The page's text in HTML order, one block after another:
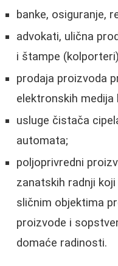
banke, osiguranje,
advokati, ulična
i štampe
prodaja proizvoda
elektronskih medija
usluge čistača
automata;
poljoprivredni
zanatskih radnji
sličnim objektima
proizvode i
domaće radinosti.